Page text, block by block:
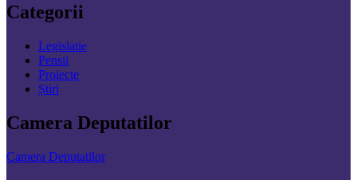
Categorii
Legislatie
Pensii
Proiecte
Știri
Camera Deputatilor
Camera Deputatilor